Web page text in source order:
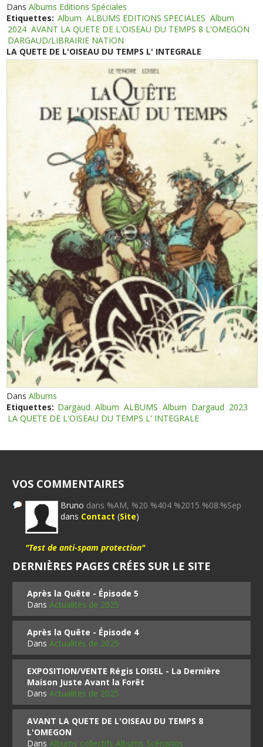
DansAlbums Editions Spéciales
Etiquettes: Album ALBUMS EDITIONS SPECIALES Album
2024 AVANT LA QUETE DE L'OISEAU DU TEMPS 8 L'OMEGON
DARGAUD/LIBRAIRIE NATION
LA QUETE DE L'OISEAU DU TEMPS L' INTEGRALE
DansAlbums
Etiquettes: Dargaud Album ALBUMS Album Dargaud 2023
LA QUETE DE L'OISEAU DU TEMPS L' INTEGRALE
VOS COMMENTAIRES
Bruno dans %AM, %20 %404 %2015 %08:%Sep
dans Contact (Site)
"Test de anti-spam protection"
DERNIÈRES PAGES CRÉES SUR LE SITE
Après la Quête - Épisode 5
DansActualités de 2025
Après la Quête - Épisode 4
DansActualités de 2025
EXPOSITION/VENTE Régis LOISEL - La Dernière
Maison Juste Avant la Forêt
DansActualités de 2025
AVANT LA QUETE DE L'OISEAU DU TEMPS 8
L'OMEGON
DansAlbums collectifs Albums Scénarios